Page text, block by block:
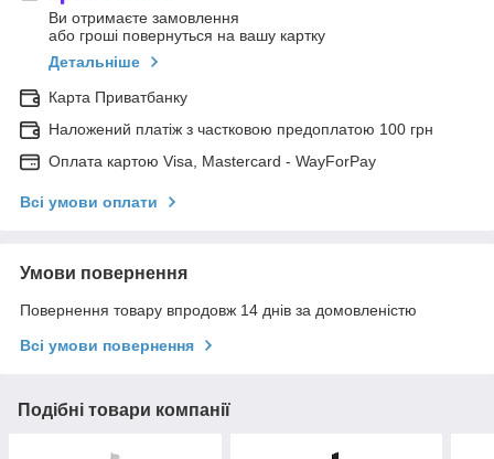
Ви отримаєте замовлення
або гроші повернуться на вашу картку
Детальніше
Карта Приватбанку
Наложений платіж з частковою предоплатою 100 грн
Оплата картою Visa, Mastercard - WayForPay
Всі умови оплати
Умови повернення
Повернення товару впродовж 14 днів за домовленістю
Всі умови повернення
Подібні товари компанії